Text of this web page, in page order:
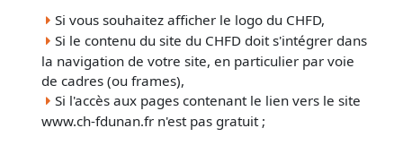
Si vous souhaitez afficher le logo du CHFD,
Si le contenu du site du CHFD doit s'intégrer dans
la navigation de votre site, en particulier par voie
de cadres (ou frames),
Si l'accès aux pages contenant le lien vers le site
www.ch-fdunan.fr n'est pas gratuit ;